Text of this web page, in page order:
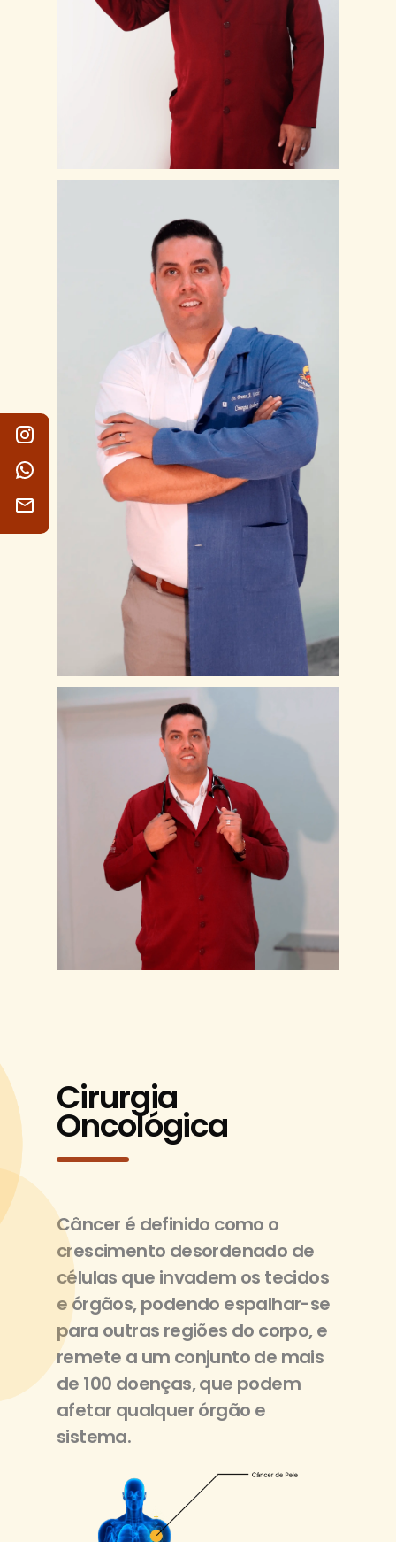
Cirurgia
Oncológica
Câncer é definido como o
crescimento desordenado de
células que invadem os tecidos
e órgãos, podendo espalhar-se
para outras regiões do corpo, e
remete a um conjunto de mais
de 100 doenças, que podem
afetar qualquer órgão e
sistema.